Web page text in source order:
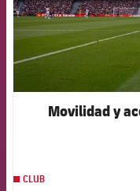
Movilidad y
CLUB